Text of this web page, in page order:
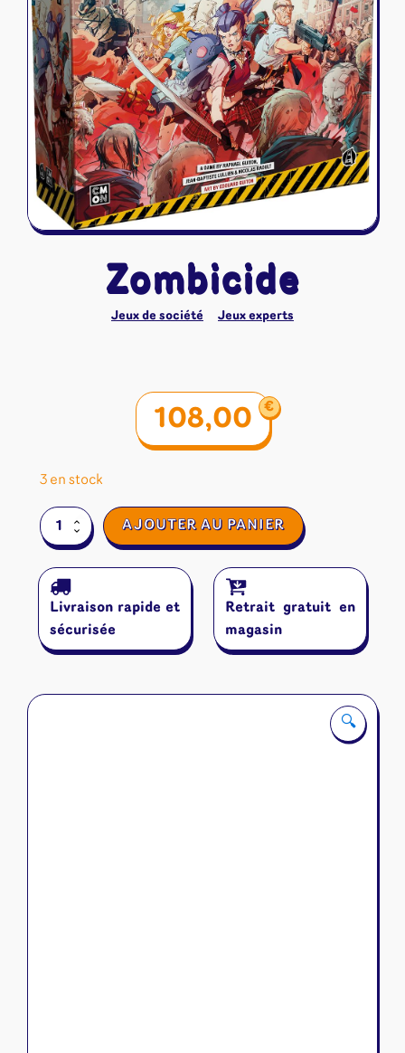
Naruto Mythos
Autres
Tapis de jeu
🔍
Zombicide
Jeux de société Jeux experts
108,00 €
3 en stock
quantité
de
AJOUTER AU PANIER
Livraison rapide et
sécurisée
Retrait gratuit en
magasin